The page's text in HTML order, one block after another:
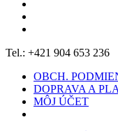
Tel.: +421 904 653 236
OBCH.
DOPRAVA A
MÔJ ÚČET